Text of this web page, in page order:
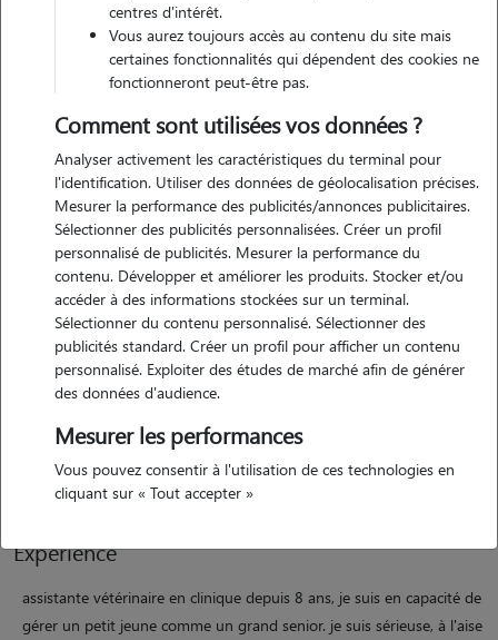
Motivation
assistante vétérinaire en clinique depuis 8 ans, je suis en capacité de
gérer un petit jeune comme un grand senior. je suis sérieuse, à l'aise
avec eux, je vous assure rigueur et tendresse envers vos
compagnons. je suis sensible à leurs besoins, je sais respecter leurs
petites habitudes et garder un oeil professionnel s'il y avait quelque
chose qui n'allait pas. je fais du pet sitting depuis 14 ans, je suis
diplômée acaced, vous pouvez me faire confiance, je serais ravie de
régime particulier, accompagnement quotidien au cas par cas...) et
toute l'attention qu'ils méritent.
Expérience
assistante vétérinaire en clinique depuis 8 ans, je suis en capacité de
gérer un petit jeune comme un grand senior. je suis sérieuse, à l'aise
centres d'intérêt.
Vous aurez toujours accès au contenu du site mais
certaines fonctionnalités qui dépendent des cookies ne
fonctionneront peut-être pas.
Comment sont utilisées vos données ?
Analyser activement les caractéristiques du terminal pour
l'identification. Utiliser des données de géolocalisation précises.
Mesurer la performance des publicités/annonces publicitaires.
Sélectionner des publicités personnalisées. Créer un profil
personnalisé de publicités. Mesurer la performance du
contenu. Développer et améliorer les produits. Stocker et/ou
accéder à des informations stockées sur un terminal.
Sélectionner du contenu personnalisé. Sélectionner des
publicités standard. Créer un profil pour afficher un contenu
personnalisé. Exploiter des études de marché afin de générer
des données d'audience.
Mesurer les performances
Vous pouvez consentir à l'utilisation de ces technologies en
cliquant sur « Tout accepter »